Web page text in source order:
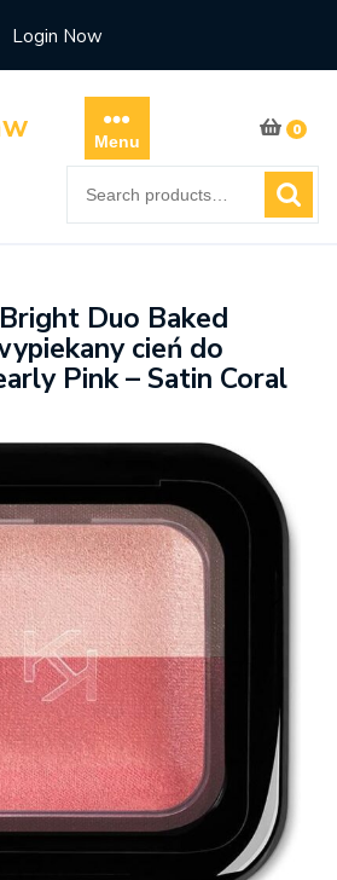
Login Now
Menu
0
for:
Duo Baked
cień do
Pink – Satin Coral